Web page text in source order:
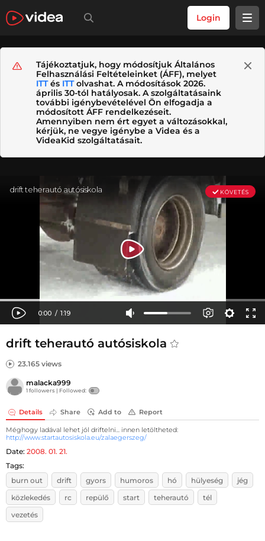
Login
Tájékoztatjuk, hogy módosítjuk Általános
Felhasználási Feltételeinket (ÁFF), melyet
ITTés ITTolvashat. A módosítások 2026.
április 30-tól hatályosak. A szolgáltatásaink
további igénybevételével Ön elfogadja a
módosított ÁFF rendelkezéseit.
Amennyiben nem ért egyet a változásokkal,
kérjük, ne vegye igénybe a Videa és a
VideaKid szolgáltatásait.
drift teherautó autósiskola
23.165 views
malacka999
1 followers | Followed:
Details Share Add to Report
Méghogy ladával lehet jól driftelni... innen letöltheted:
http://www.startautosiskola.eu/zalaegerszeg/
Date: 2008. 01. 21.
Tags:
burn out
drift gyors humoros hó hülyeség
jég
közlekedés
rc repülő start teherautó
tél
vezetés